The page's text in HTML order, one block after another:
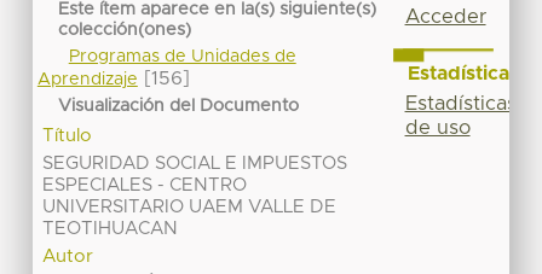
Este ítem aparece en la(s) siguiente(s)
colección(ones)
Programas de Unidades de
Aprendizaje
[156]
Visualización del Documento
Título
SEGURIDAD SOCIAL E IMPUESTOS
ESPECIALES - CENTRO
UNIVERSITARIO UAEM VALLE DE
TEOTIHUACAN
Autor
Acceder
Estadísticas
Estadísticas
de uso